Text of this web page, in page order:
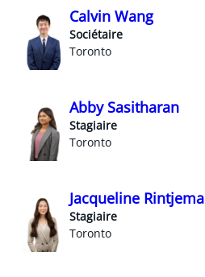
Calvin Wang
Sociétaire
Toronto
Abby Sasitharan
Stagiaire
Toronto
Jacqueline Rintjema
Stagiaire
Toronto